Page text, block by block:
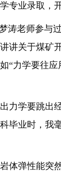
业录取，开
老师参与
讲关于煤矿
“力学要往应
学要跳出
毕业时，我
弹性能突